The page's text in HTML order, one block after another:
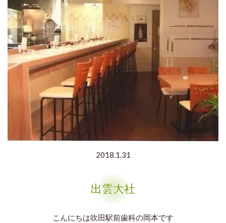
2018.1.31
出雲大社
こんにちは吹田駅前歯科の岡本です